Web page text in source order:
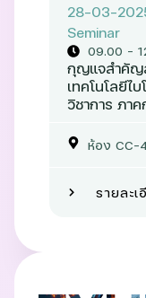
28-03-
Seminar
09.00 –
กุญแจสำคัญ
เทคโนโลยีไ
วิชาการ ภา
ห้อง CC-
รายละเ